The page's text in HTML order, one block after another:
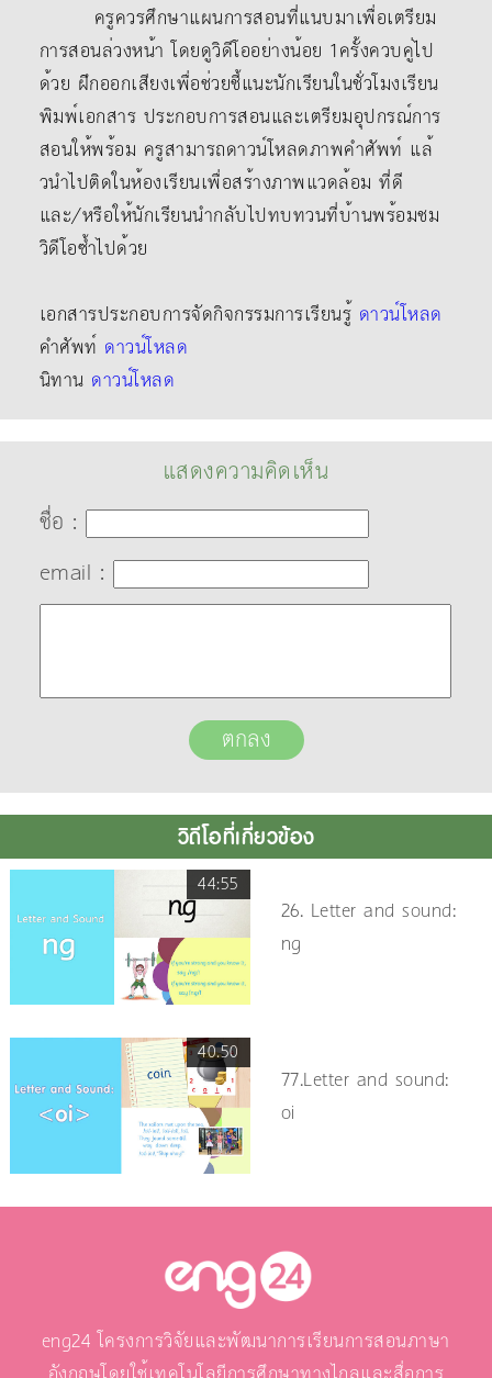
ครูควรศึกษาแผนการสอนที่แนบมาเพื่อเตรียม
การสอนล่วงหน้า โดยดูวิดีโออย่างน้อย 1ครั้งควบคู่ไป
ด้วย ฝึกออกเสียงเพื่อช่วยชี้แนะนักเรียนในชั่วโมงเรียน
พิมพ์เอกสาร ประกอบการสอนและเตรียมอุปกรณ์การ
สอนให้พร้อม ครูสามารถดาวน์โหลดภาพคําศัพท์ แล้
วนําไปติดในห้องเรียนเพื่อสร้างภาพแวดล้อม ที่ดี
และ/หรือให้นักเรียนนํากลับไปทบทวนที่บ้านพร้อมชม
วิดีโอซ้ำไปด้วย
เอกสารประกอบการจัดกิจกรรมการเรียนรู้ ดาวน์โหลด
คำศัพท์ ดาวน์โหลด
นิทาน ดาวน์โหลด
แสดงความคิดเห็น
ชื่อ :
email :
วิดีโอที่เกี่ยวข้อง
44:55
26. Letter and sound:
ng
40.50
77.Letter and sound:
oi
eng24 โครงการวิจัยและพัฒนาการเรียนการสอนภาษา